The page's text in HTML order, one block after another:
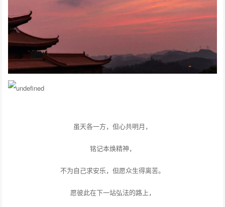
虽天各一方，但心共明月，
铭记本焕精神，
不为自己求安乐，但愿众生得离苦。
愿彼此在下一站弘法的路上，